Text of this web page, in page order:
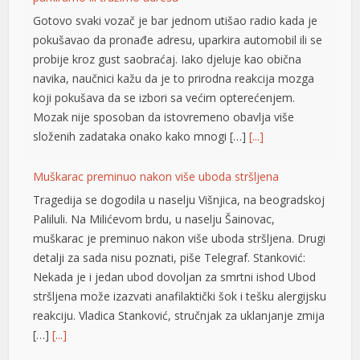
Gotovo svaki vozač je bar jednom utišao radio kada je
pokušavao da pronađe adresu, uparkira automobil ili se
probije kroz gust saobraćaj. Iako djeluje kao obična
navika, naučnici kažu da je to prirodna reakcija mozga
koji pokušava da se izbori sa većim opterećenjem.
Mozak nije sposoban da istovremeno obavlja više
složenih zadataka onako kako mnogi […][...]
Muškarac preminuo nakon više uboda stršljena
Tragedija se dogodila u naselju Višnjica, na beogradskoj
Paliluli. Na Milićevom brdu, u naselju Šainovac,
muškarac je preminuo nakon više uboda stršljena. Drugi
detalji za sada nisu poznati, piše Telegraf. Stanković:
Nekada je i jedan ubod dovoljan za smrtni ishod Ubod
stršljena može izazvati anafilaktički šok i tešku alergijsku
reakciju. Vladica Stanković, stručnjak za uklanjanje zmija
[…][...]